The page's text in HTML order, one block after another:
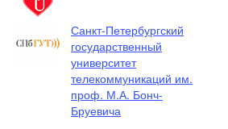
Санкт-Петербургский
государственный
университет
телекоммуникаций им.
проф. М.А. Бонч-
Бруевича